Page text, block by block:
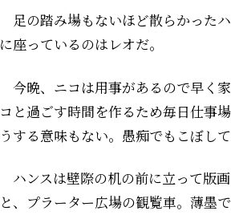
足の踏み場もないほど散らかった
に座っているのはレオだ。
今晩、ニコは用事があるので早く
コと過ごす時間を作るため毎日仕事
うする意味もない。愚痴でもこぼし
ハンスは壁際の机の前に立って版
と、プラーター広場の観覧車。薄墨